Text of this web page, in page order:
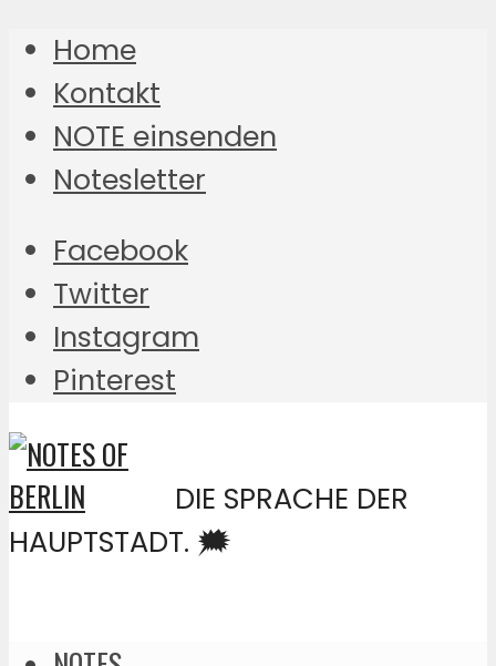
Home
Kontakt
NOTE einsenden
Notesletter
Facebook
Twitter
Instagram
Pinterest
DIE SPRACHE DER
HAUPTSTADT. 🗯️